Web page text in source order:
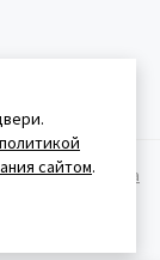
Политика
политикой
сайтом.